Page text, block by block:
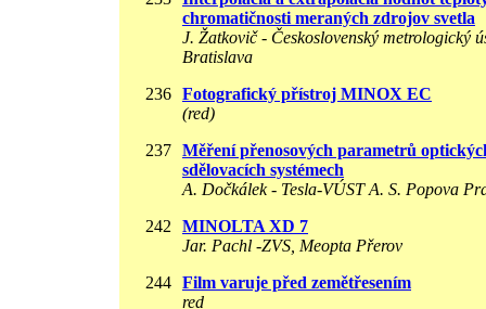
chromatičnosti meraných zdrojov svetla
J. Žatkovič - Československý metrologický
Bratislava
236 Fotografický přístroj MINOX ЕС
(red)
237 Měření přenosových parametrů
sdělovacích systémech
A. Dočkálek - Tesla-VÚST A. S. Popova
242
MINOLTA XD 7
Jar. Pachl -ZVS, Meopta Přerov
244 Film varuje před zemětřesením
red